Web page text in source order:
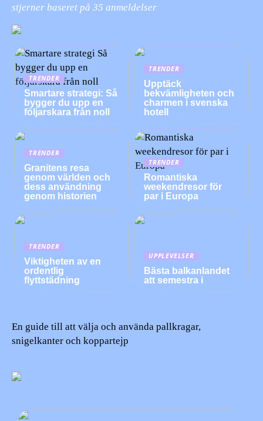
stjerner baseret på 35 anmeldelser
TRENDER
Smartare strategi: Så
bygger du upp en
följarskara från noll
TRENDER
Upptäck
bekvämligheten och
charmen i svenska
hotell
TRENDER
Granitens resa
genom världen och
dess användning
genom historien
TRENDER
Romantiska
weekendresor för
par i Europa
TRENDER
Viktigheten av en
ordentlig
flyttstädning
UPPLEVELSER
Bästa balkanlandet
att semestra i
En guide till att välja och använda pallkragar,
snigelkanter och koppartejp